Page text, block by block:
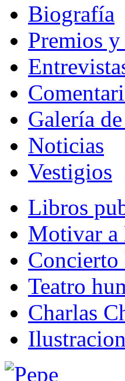
Biografía
Premios
Galería
Noticias
Vestigios
Libros
Motivar a
Teatro
Charlas